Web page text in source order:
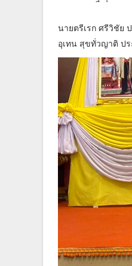
นายตรีเรก ศรีวิชัย
อุเทน สุขทั่วญาติ ป